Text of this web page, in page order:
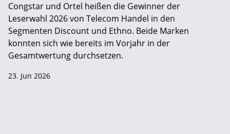
Congstar und Ortel heißen die Gewinner der
Leserwahl 2026 von Telecom Handel in den
Segmenten Discount und Ethno. Beide Marken
konnten sich wie bereits im Vorjahr in der
Gesamtwertung durchsetzen.
23. Jun 2026